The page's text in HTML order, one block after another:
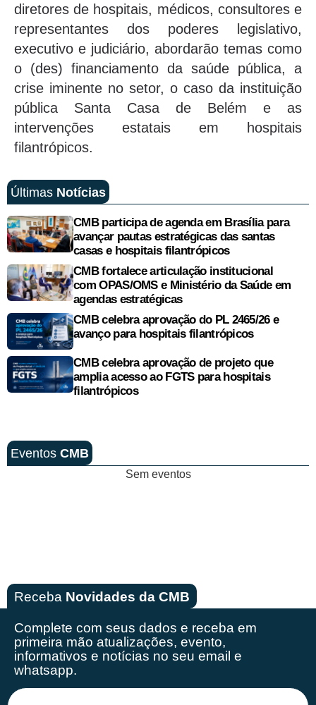
diretores de hospitais, médicos, consultores e
representantes dos poderes legislativo,
executivo e judiciário, abordarão temas como
o (des) financiamento da saúde pública, a
crise iminente no setor, o caso da instituição
pública Santa Casa de Belém e as
intervenções estatais em hospitais
filantrópicos.
Últimas Notícias
CMB participa de agenda em Brasília para
avançar pautas estratégicas das santas
casas e hospitais filantrópicos
CMB fortalece articulação institucional
com OPAS/OMS e Ministério da Saúde em
agendas estratégicas
CMB celebra aprovação do PL 2465/26 e
avanço para hospitais filantrópicos
CMB celebra aprovação de projeto que
amplia acesso ao FGTS para hospitais
filantrópicos
Eventos CMB
Sem eventos
Receba Novidades da CMB
Complete com seus dados e receba em
primeira mão atualizações, evento,
informativos e notícias no seu email e
whatsapp.